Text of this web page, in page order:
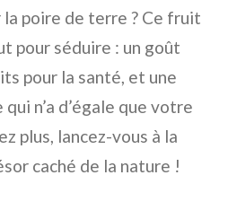
poire de terre ? Ce fruit
pour séduire : un goût
pour la santé, et une
n’a d’égale que votre
plus, lancez-vous à la
caché de la nature !